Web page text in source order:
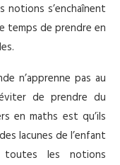
notions s’enchaînent
temps de prendre en
n’apprenne pas au
de prendre du
en maths est qu’ils
lacunes de l’enfant
les notions